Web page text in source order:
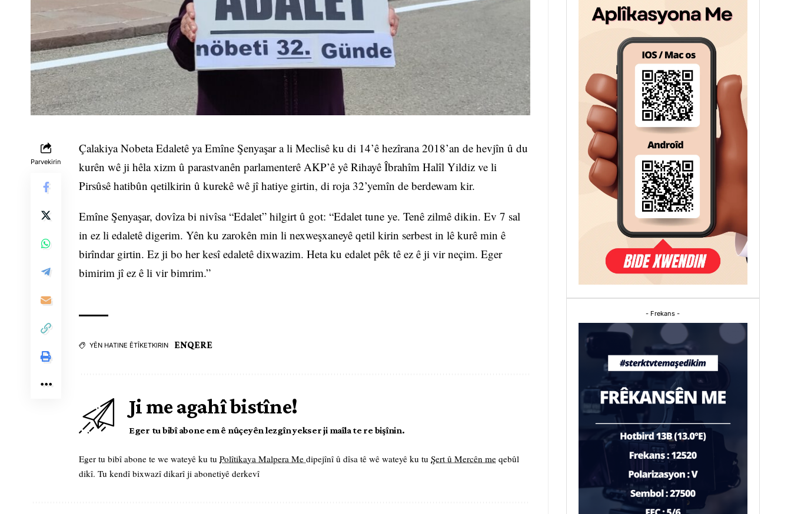
Parvekirin
Çalakiya Nobeta Edaletê ya Emîne Şenyaşar a li Meclisê ku di 14’ê hezîrana 2018’an de hevjîn û du
kurên wê ji hêla xizm û parastvanên parlamenterê AKP’ê yê Rihayê Îbrahîm Halîl Yildiz ve li
Pirsûsê hatibûn qetilkirin û kurekê wê jî hatiye girtin, di roja 32’yemîn de berdewam kir.
Emîne Şenyaşar, dovîza bi nivîsa “Edalet” hilgirt û got: “Edalet tune ye. Tenê zilmê dikin. Ev 7 sal
in ez li edaletê digerim. Yên ku zarokên min li nexweşxaneyê qetil kirin serbest in lê kurê min ê
birîndar girtin. Ez ji bo her kesî edaletê dixwazim. Heta ku edalet pêk tê ez ê ji vir neçim. Eger
bimirim jî ez ê li vir bimrim.”
YÊN HATINE ÊTÎKETKIRIN ENQERE
Ji me agahî bistîne!
Eger tu bibî abone em ê nûçeyên lezgîn yekser ji maîla te re bişînin.
Eger tu bibî abone te we wateyê ku tu Polîtikaya Malpera Me dipejînî û dîsa tê wê wateyê ku tu Şert û Mercên me qebûl
dikî. Tu kendî bixwazî dikarî ji abonetiyê derkevî
- Frekans -